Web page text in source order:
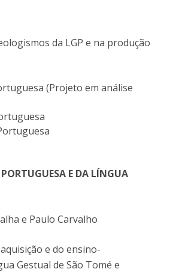
da LGP e na produção
(Projeto em análise
E DA LÍNGUA
e Paulo Carvalho
e do ensino-
Gestual de São Tomé e